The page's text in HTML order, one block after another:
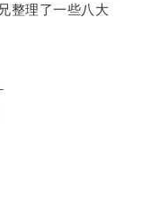
整理了一些八大